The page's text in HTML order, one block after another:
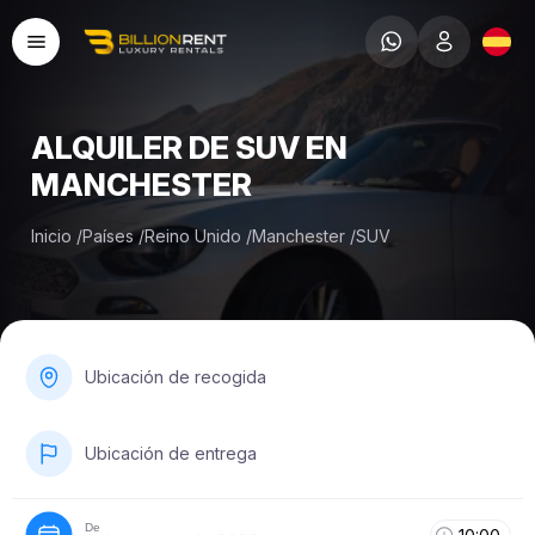
ALQUILER DE SUV EN
MANCHESTER
Inicio /Países /Reino Unido /Manchester /SUV
Ubicación de recogida
Ubicación de entrega
De